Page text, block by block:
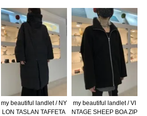
my beautiful landlet / NY
LON TASLAN TAFFETA
my beautiful landlet / VI
NTAGE SHEEP BOA ZIP